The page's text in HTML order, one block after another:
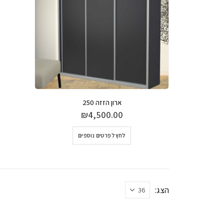
ארון הזזה 250
₪4,500.00
לחץ לפרטים נוספים
סוגים.
הצג: